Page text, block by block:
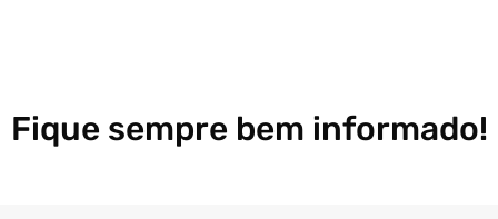
Fique sempre bem informado!